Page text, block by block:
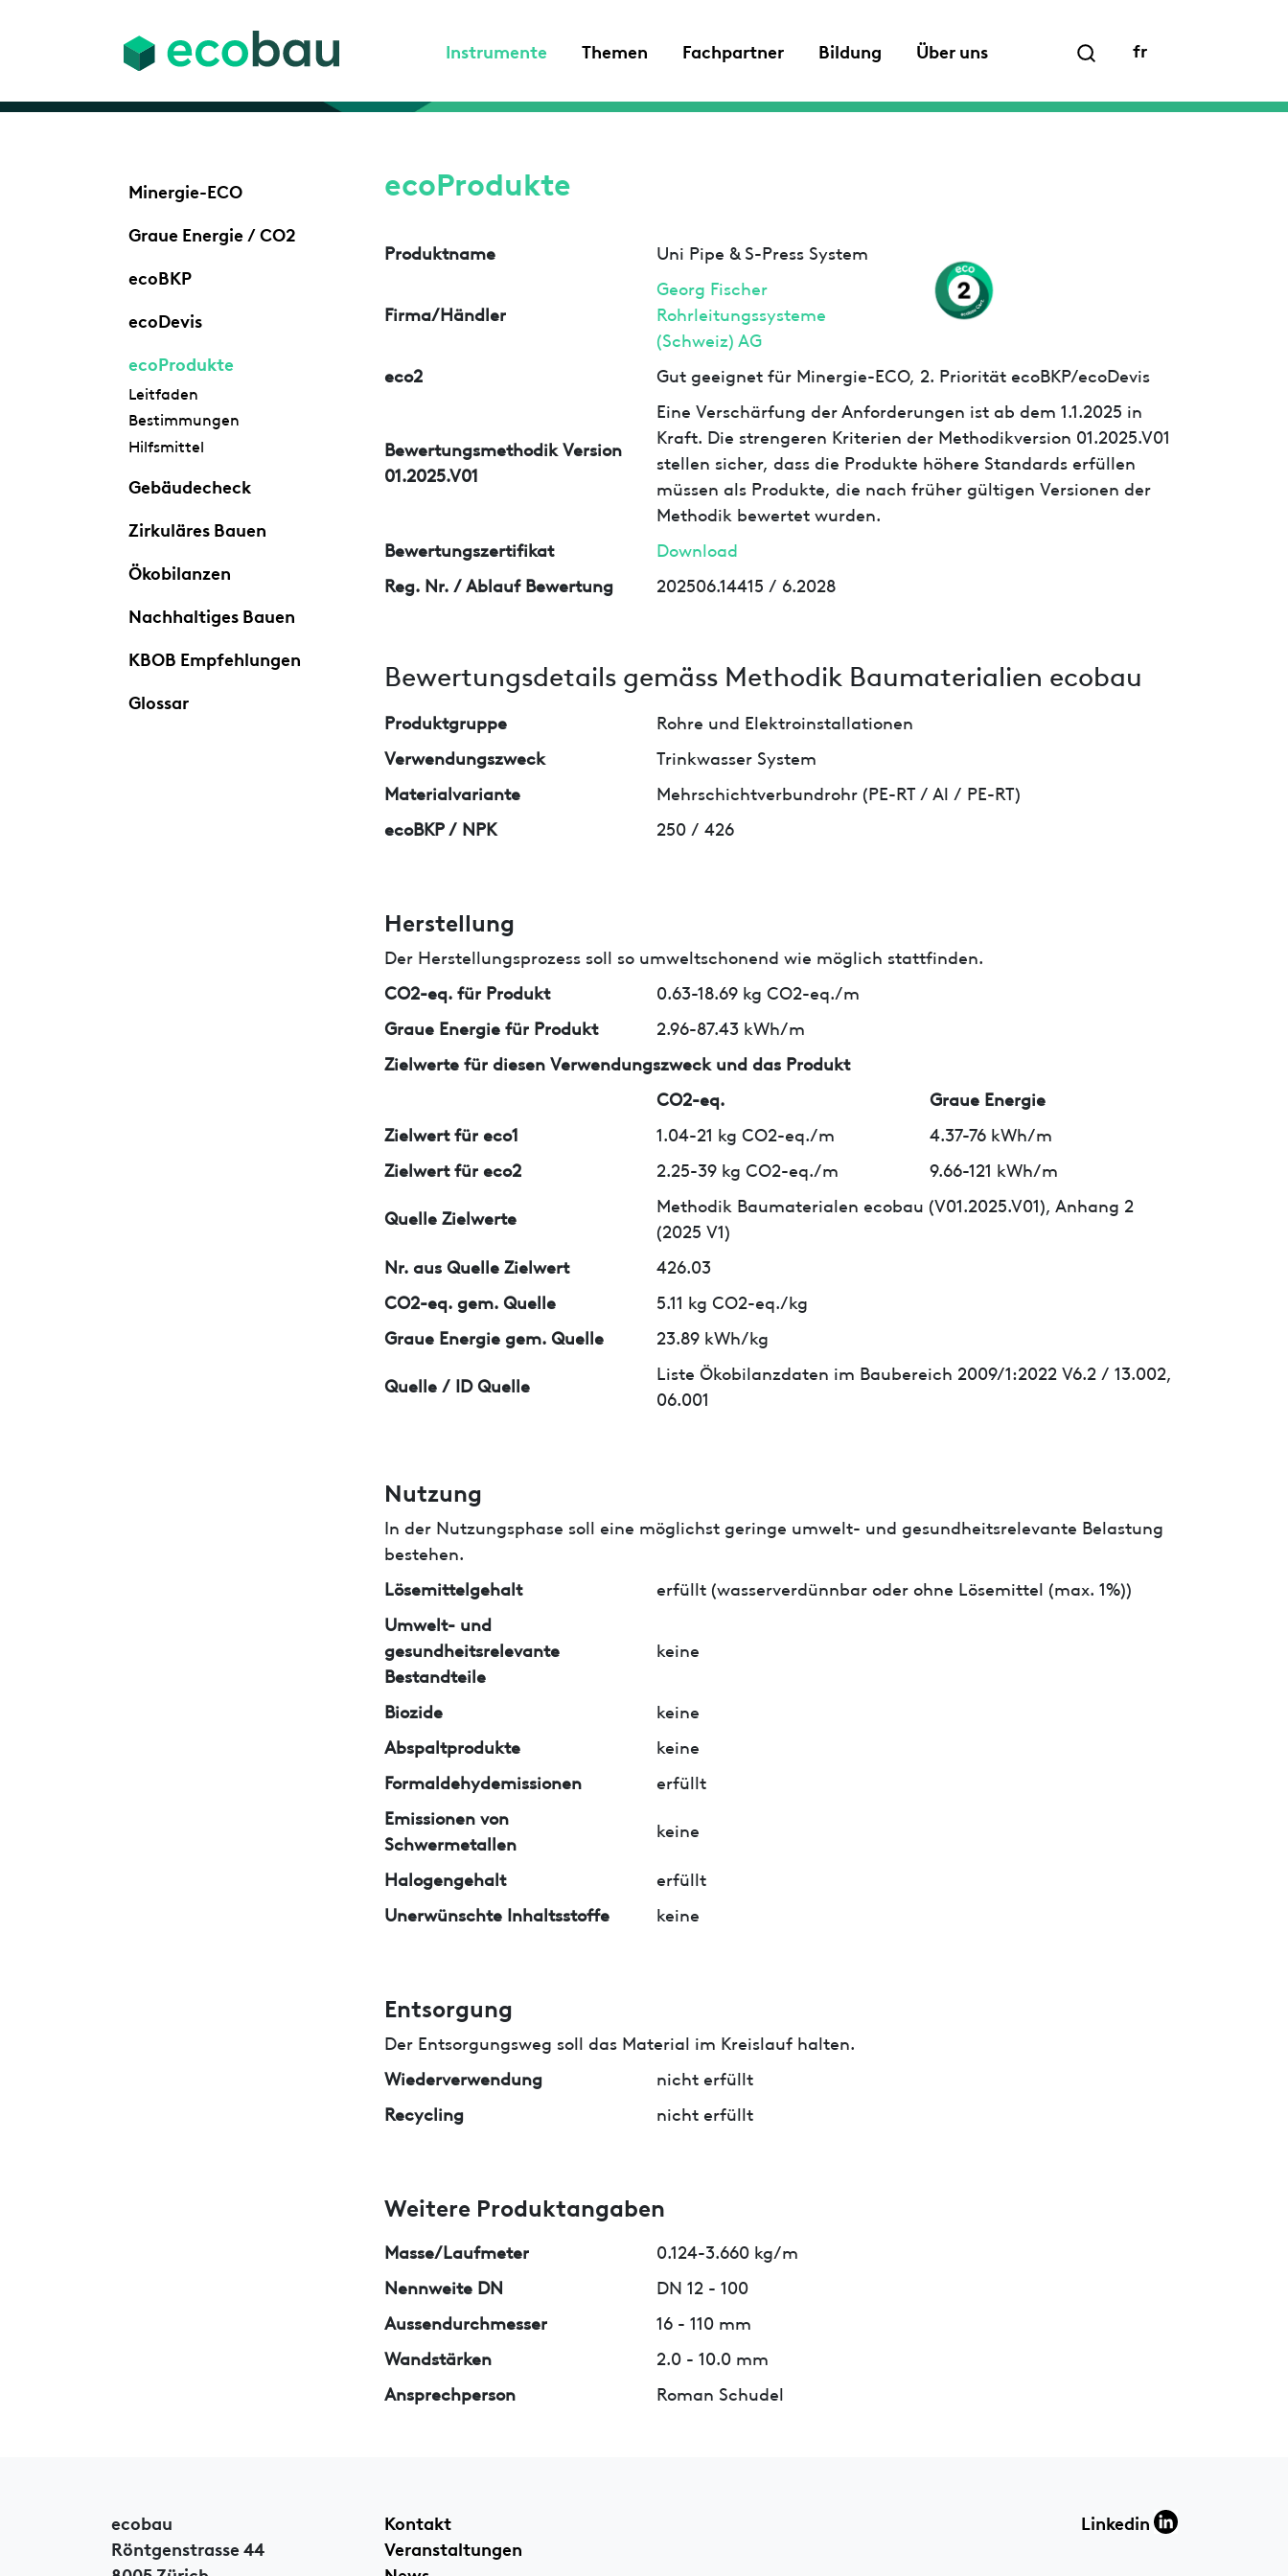
Instrumente Themen Fachpartner Bildung Über uns fr
Minergie-ECO
Graue Energie / CO2
ecoBKP
ecoDevis
ecoProdukte
Leitfaden
Bestimmungen
Hilfsmittel
Gebäudecheck
Zirkuläres Bauen
Ökobilanzen
Nachhaltiges Bauen
KBOB Empfehlungen
Glossar
ecoProdukte
Produktname Uni Pipe & S-Press System
Firma/Händler
Georg Fischer
Rohrleitungssysteme
(Schweiz) AG
eco2
Gut geeignet für Minergie-ECO, 2. Priorität ecoBKP/ecoDevis
Bewertungsmethodik Version
01.2025.V01
Eine Verschärfung der Anforderungen ist ab dem 1.1.2025 in
Kraft. Die strengeren Kriterien der Methodikversion 01.2025.V01
stellen sicher, dass die Produkte höhere Standards erfüllen
müssen als Produkte, die nach früher gültigen Versionen der
Methodik bewertet wurden.
Bewertungszertifikat
Download
Reg. Nr. / Ablauf Bewertung
202506.14415 / 6.2028
Bewertungsdetails gemäss Methodik Baumaterialien ecobau
Produktgruppe
Rohre und Elektroinstallationen
Verwendungszweck
Trinkwasser System
Materialvariante
Mehrschichtverbundrohr (PE-RT / Al / PE-RT)
ecoBKP / NPK
250 / 426
Herstellung
Der Herstellungsprozess soll so umweltschonend wie möglich stattfinden.
CO2-eq. für Produkt
0.63-18.69 kg CO2-eq./m
Graue Energie für Produkt
2.96-87.43 kWh/m
Zielwerte für diesen Verwendungszweck und das Produkt
CO2-eq.
Graue Energie
Zielwert für eco1
1.04-21 kg CO2-eq./m
4.37-76 kWh/m
Zielwert für eco2
2.25-39 kg CO2-eq./m 9.66-121 kWh/m
Quelle Zielwerte
Methodik Baumaterialen ecobau (V01.2025.V01), Anhang 2
(2025 V1)
Nr. aus Quelle Zielwert
426.03
CO2-eq. gem. Quelle
5.11 kg CO2-eq./kg
Graue Energie gem. Quelle
23.89 kWh/kg
Quelle / ID Quelle
Liste Ökobilanzdaten im Baubereich 2009/1:2022 V6.2 / 13.002,
06.001
Nutzung
In der Nutzungsphase soll eine möglichst geringe umwelt- und gesundheitsrelevante Belastung
bestehen.
Lösemittelgehalt
erfüllt (wasserverdünnbar oder ohne Lösemittel (max. 1%))
Umwelt- und
gesundheitsrelevante
Bestandteile
keine
Biozide
keine
Abspaltprodukte
keine
Formaldehydemissionen
erfüllt
Emissionen von
Schwermetallen
keine
Halogengehalt
erfüllt
Unerwünschte Inhaltsstoffe
keine
Entsorgung
Der Entsorgungsweg soll das Material im Kreislauf halten.
Wiederverwendung
nicht erfüllt
Recycling
nicht erfüllt
Weitere Produktangaben
Masse/Laufmeter
0.124-3.660 kg/m
Nennweite DN
DN 12 - 100
Aussendurchmesser
16 - 110 mm
Wandstärken
2.0 - 10.0 mm
Ansprechperson
Roman Schudel
ecobau
Röntgenstrasse 44
Kontakt
Veranstaltungen
Linkedin